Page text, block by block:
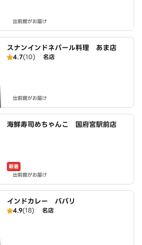
出前館がお届け
スナンインドネパール料理 あま店
4.7(10) 名店
出前館がお届け
海鮮寿司めちゃんこ 国府宮駅前店
新着
出前館がお届け
インドカレー ババリ
4.9(18) 名店